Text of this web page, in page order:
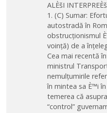
ALÈšI
1. (C) Sumar:
autostradă în
obstrucționismul
voință) de a
Cea mai recentă
ministrul
nemulțumirile
în mintea sa È™i
temerea că
“control”